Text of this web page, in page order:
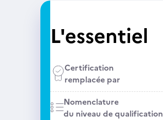
L'essentiel
Certification
remplacée par
Nomenclature
du niveau de qualification